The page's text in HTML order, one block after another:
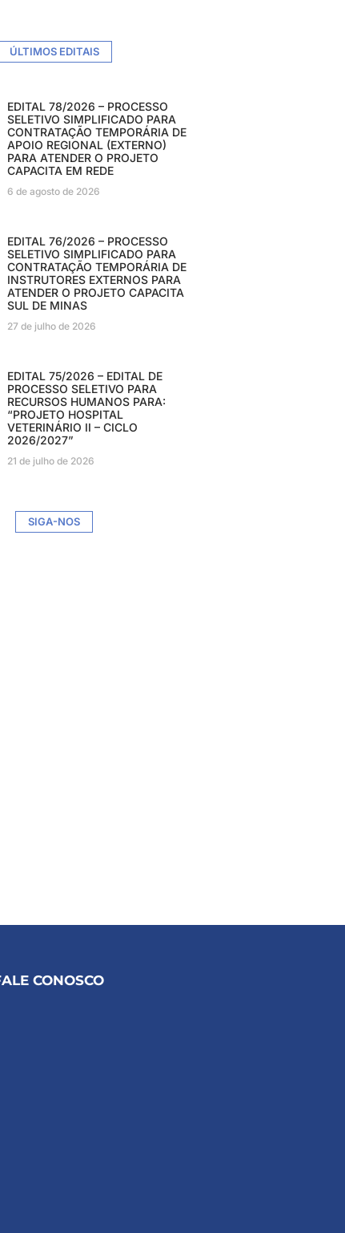
ÚLTIMOS EDITAIS
EDITAL 78/2026 – PROCESSO
SELETIVO SIMPLIFICADO PARA
CONTRATAÇÃO TEMPORÁRIA DE
APOIO REGIONAL (EXTERNO)
PARA ATENDER O PROJETO
CAPACITA EM REDE
6 de agosto de 2026
EDITAL 76/2026 – PROCESSO
SELETIVO SIMPLIFICADO PARA
CONTRATAÇÃO TEMPORÁRIA DE
INSTRUTORES EXTERNOS PARA
ATENDER O PROJETO CAPACITA
SUL DE MINAS
27 de julho de 2026
EDITAL 75/2026 – EDITAL DE
PROCESSO SELETIVO PARA
RECURSOS HUMANOS PARA:
“PROJETO HOSPITAL
VETERINÁRIO II – CICLO
2026/2027”
21 de julho de 2026
SIGA-NOS
CONOSCO